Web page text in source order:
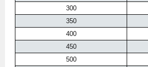
300
350
400
450
500